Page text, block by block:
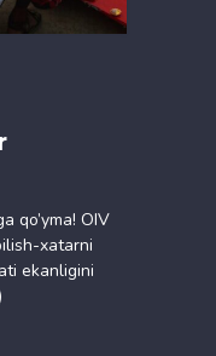
qo’yma! OIV
xatarni
ekanligini